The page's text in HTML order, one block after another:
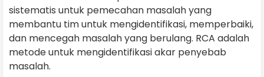
sistematis untuk pemecahan masalah yang
membantu tim untuk mengidentifikasi, memperbaiki,
dan mencegah masalah yang berulang. RCA adalah
metode untuk mengidentifikasi akar penyebab
masalah.